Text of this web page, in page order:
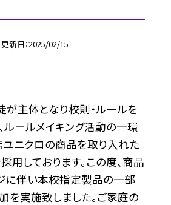
更新日 2025/02/15
が主体となり校則・ルールを
ルールメイキング活動の一環
ユニクロの商品を取り入れた
用しております。この度、商品
に伴い本校指定製品の一部
を実施致しました。ご家庭の